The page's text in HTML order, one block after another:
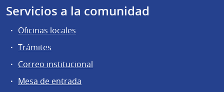
Servicios a la comunidad
Oficinas locales
Trámites
Correo institucional
Mesa de entrada